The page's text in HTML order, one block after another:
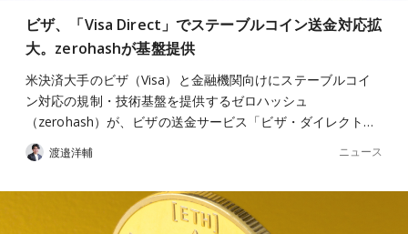
ビザ、「Visa Direct」でステーブルコイン送金対応拡
大。zerohashが基盤提供
米決済大手のビザ（Visa）と金融機関向けにステーブルコイ
ン対応の規制・技術基盤を提供するゼロハッシュ
（zerohash）が、ビザの送金サービス「ビザ・ダイレクト…
渡邉洋輔 ニュース